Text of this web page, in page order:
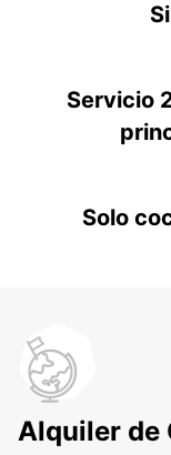
Servicio
Solo
Alquiler de